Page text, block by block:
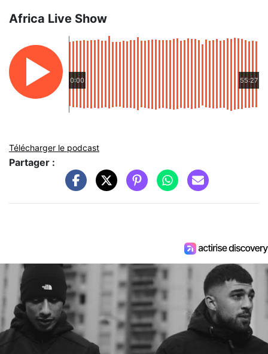
Africa Live Show
0:00 55:27
Télécharger le podcast
Partager :